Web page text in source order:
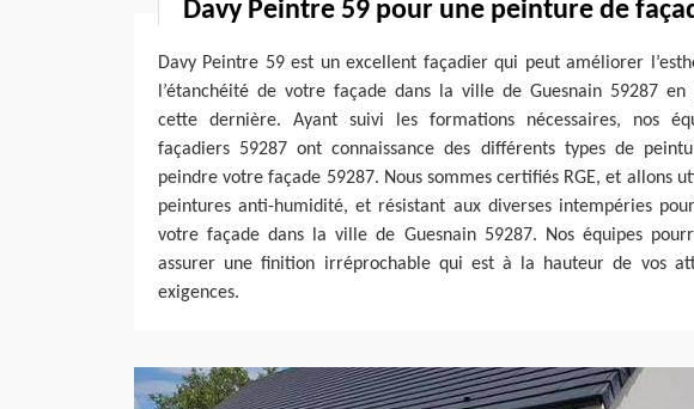
Davy Peintre 59 pour une peinture de
Davy Peintre 59 est un excellent façadier qui peut améliorer
l’étanchéité de votre façade dans la ville de Guesnain 59287 en
cette dernière. Ayant suivi les formations nécessaires, nos
façadiers 59287 ont connaissance des différents types de
peindre votre façade 59287. Nous sommes certifiés RGE, et allons
peintures anti-humidité, et résistant aux diverses intempéries
votre façade dans la ville de Guesnain 59287. Nos équipes
assurer une finition irréprochable qui est à la hauteur de vos
exigences.